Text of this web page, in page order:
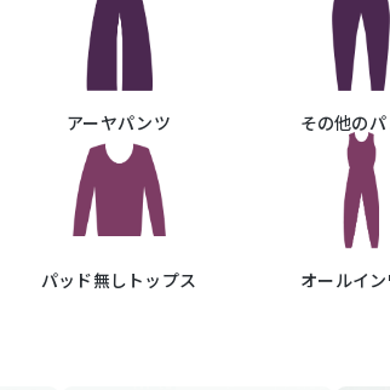
アーヤパンツ その他の
パッド無しトップス オールイ